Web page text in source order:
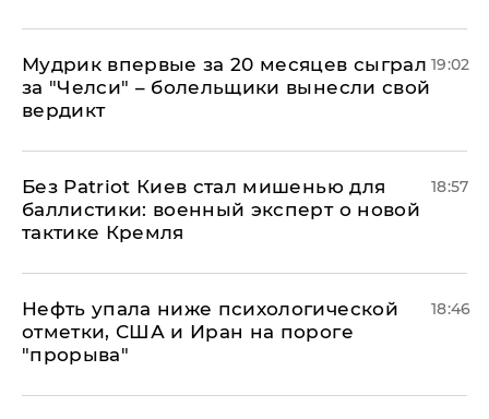
Мудрик впервые за 20 месяцев сыграл
за "Челси" – болельщики вынесли свой
вердикт
19:02
​Без Patriot Киев стал мишенью для
баллистики: военный эксперт о новой
тактике Кремля
18:57
Нефть упала ниже психологической
отметки, США и Иран на пороге
"прорыва"
18:46